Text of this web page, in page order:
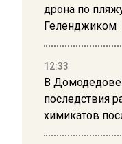
дрона по
Геленджиком
12:33
В
последствия
химикатов